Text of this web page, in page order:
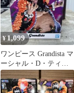
¥1,099
ワンピース Grandista マ
ーシャル・D・ティー
チ フィギュア